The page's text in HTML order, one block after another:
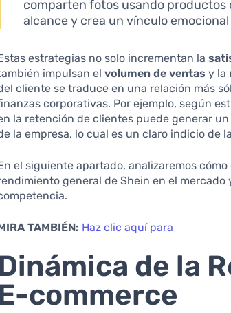
comparten fotos usando productos
alcance y crea un vínculo
estrategias no solo incrementan la
impulsan elvolumen de ventas y la
cliente se traduce en una relación más
corporativas. Por ejemplo, según
la retención de clientes puede generar
la empresa, lo cual es un claro indicio de
el siguiente apartado, analizaremos
general de Shein en el
TAMBIÉN: Haz clic aquí para
Dinámica de la
E-commerce